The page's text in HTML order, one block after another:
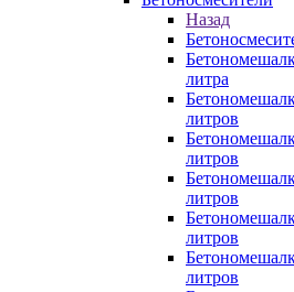
Назад
литра
литров
литров
литров
литров
литров